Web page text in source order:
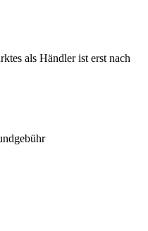
als Händler ist erst nach